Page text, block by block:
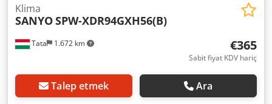
Tata 1.672 km
Klima
SANYOSPW-XDR94GXH56(B)
€365
Sabit fiyat KDV hariç
Talep etmek Ara